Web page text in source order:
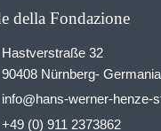
della Fondazione
Hastverstraße 32
90408 Nürnberg- Germania
info@hans-werner-henze-
+49 (0) 911 2373862